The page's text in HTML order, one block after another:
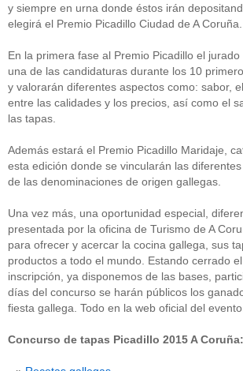
y siempre en urna donde éstos irán
elegirá el Premio Picadillo Ciudad de A Coruña.
En la primera fase al Premio Picadillo el
una de las candidaturas durante los 10
y valorarán diferentes aspectos como: sabor,
entre las calidades y los precios, así como el
las tapas.
Además estará el Premio Picadillo Maridaje,
esta edición donde se vincularán las
de las denominaciones de origen gallegas.
Una vez más, una oportunidad especial,
presentada por la oficina de Turismo de A
para ofrecer y acercar la cocina gallega, sus
productos a todo el mundo. Estando cerrado
inscripción, ya disponemos de las bases,
días del concurso se harán públicos los
fiesta gallega. Todo en la web oficial del evento.
Concurso de tapas Picadillo 2015 A Coruña: